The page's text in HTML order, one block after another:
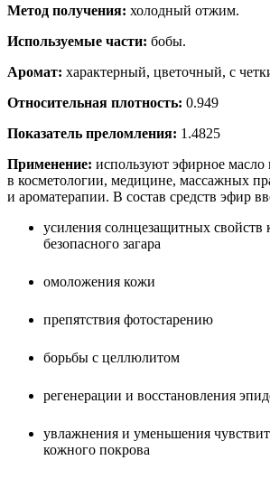
Метод получения: холодный отжим.
Используемые части: бобы.
Аромат: характерный, цветочный, с
Относительная плотность: 0.949
Показатель преломления: 1.4825
Применение: используют эфирное масло
в косметологии, медицине, массажных
и ароматерапии. В состав средств эфир
усиления солнцезащитных свойств
безопасного загара
омоложения кожи
препятствия фотостарению
борьбы с целлюлитом
регенерации и восстановления
увлажнения и уменьшения
кожного покрова